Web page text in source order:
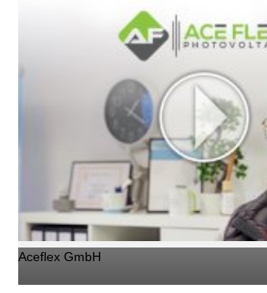
Aceflex GmbH